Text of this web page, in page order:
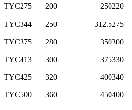
TYC275
200 250220
TYC344
250 312.5275
TYC375
280 350300
TYC413
300 375330
TYC425
320 400340
TYC500
360 450400